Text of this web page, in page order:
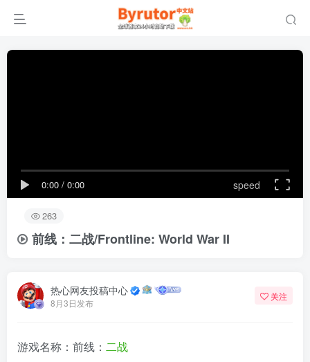
0:00 / 0:00 speed
263
前线：二战/Frontline: World War II
热心网友投稿中心
8月3日发布
关注
游戏名称：前线： 二战